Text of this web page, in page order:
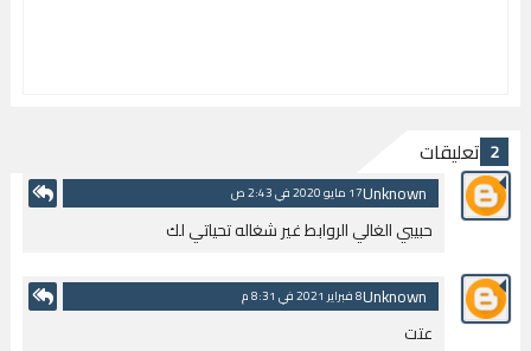
2 تعليقات
Unknown17 مايو 2020 في 2:43 ص
حبيبي الغالي الروابط غير شغاله تحياتي لك
Unknown8 فبراير 2021 في 8:31 م
عتت